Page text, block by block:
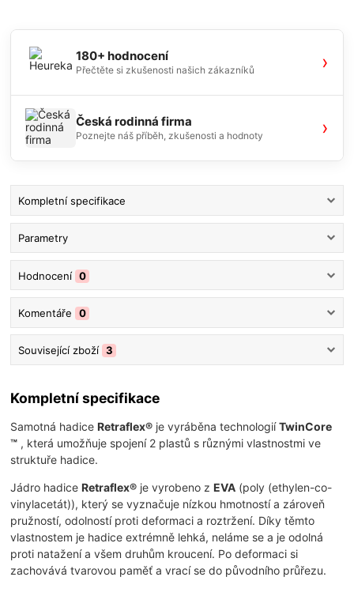
180+ hodnocení
Přečtěte si zkušenosti našich zákazníků ›
Česká rodinná firma
Poznejte náš příběh, zkušenosti a hodnoty ›
Kompletní specifikace
Parametry
Hodnocení 0
Komentáře 0
Související zboží 3
Kompletní specifikace
Samotná hadiceRetraflex® je vyráběna technologiíTwinCore
™ , která umožňuje spojení 2 plastů s různými vlastnostmi ve
struktuře hadice.
Jádro hadiceRetraflex® je vyrobeno zEVA (poly (ethylen-co-
vinylacetát)), který se vyznačuje nízkou hmotností a zároveň
pružností, odolností proti deformaci a roztržení. Díky těmto
vlastnostem je hadice extrémně lehká, neláme se a je odolná
proti natažení a všem druhům kroucení. Po deformaci si
zachovává tvarovou paměť a vrací se do původního průřezu.